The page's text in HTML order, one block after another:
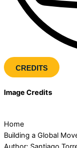
CREDITS
Image Credits
Home
Building a Global